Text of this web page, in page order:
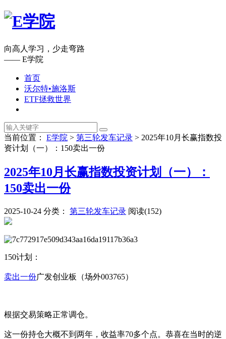
向高人学习，少走弯路
—— E学院
首页
沃尔特•施洛斯
ETF拯救世界
当前位置： E学院 > 第三轮发车记录 > 2025年10月长赢指数投
资计划（一）：150卖出一份
2025年10月长赢指数投资计划（一）：
150卖出一份
2025-10-24 分类： 第三轮发车记录 阅读(152)
150计划：
卖出一份广发创业板（场外003765）
根据交易策略正常调仓。
这一份持仓大概不到两年，收益率70多个点。恭喜在当时的逆